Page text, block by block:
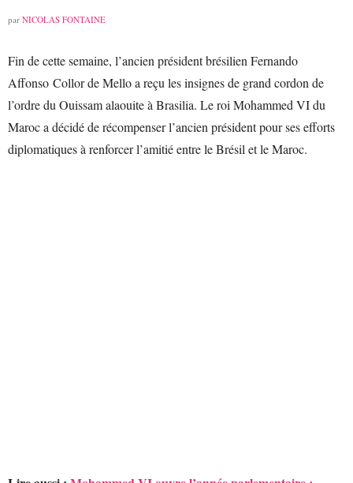
par NICOLAS FONTAINE
Fin de cette semaine, l’ancien président brésilien Fernando
Affonso Collor de Mello a reçu les insignes de grand cordon de
l’ordre du Ouissam alaouite à Brasilia. Le roi Mohammed VI du
Maroc a décidé de récompenser l’ancien président pour ses efforts
diplomatiques à renforcer l’amitié entre le Brésil et le Maroc.